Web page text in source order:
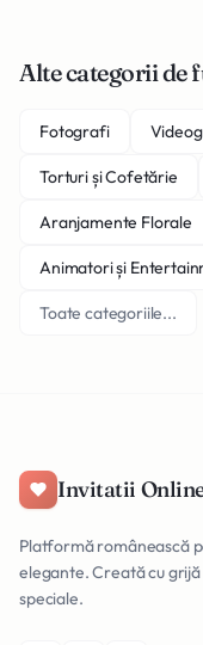
Alte categorii de
Fotografi
Torturi și Cofetărie
Aranjamente Florale
Animatori și
Toate categoriile...
Invitatii
Platformă românească
elegante. Creată cu
speciale.